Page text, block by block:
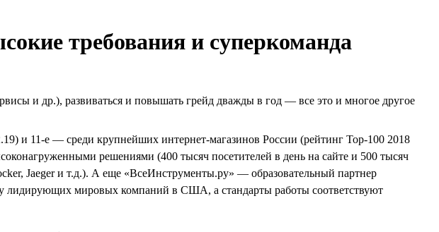
требования и суперкоманда
и др.), развиваться и повышать грейд дважды в год — все это и многое другое
и 11-е — среди крупнейших интернет-магазинов России (рейтинг Top-100 2018
решениями (400 тысяч посетителей в день на сайте и 500 тысяч
Jaeger и т.д.). А еще «ВсеИнструменты.ру» — образовательный партнер
лидирующих мировых компаний в США, а стандарты работы соответствуют